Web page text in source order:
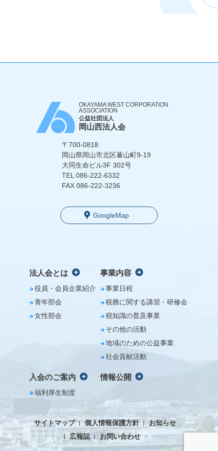
OKAYAMA WEST CORPORATION
ASSOCIATION
公益社団法人
岡山西法人会
〒700-0818
岡山県岡山市北区蕃山町9-19
大同生命ビル3F 302号
TEL086-222-6332
FAX 086-222-3236
GoogleMap
法人会とは
役員・会員企業紹介
青年部会
女性部会
事業内容
事業日程
税務に関する講習・研修会
税知識の普及事業
その他の活動
地域のための公益事業
社会貢献活動
入会のご案内
福利厚生制度
情報公開
サイトマップ 個人情報保護方針
お知らせ
広報誌
お問い合わせ